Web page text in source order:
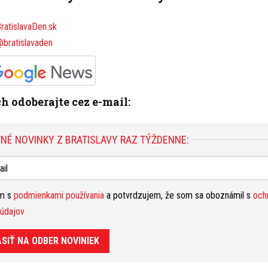
,Instagrame alebo ichodoberajte cez e-mail
17. november Bratislava
a
odoberajte cez e-mail:
NOVINKY Z BRATISLAVY RAZ TÝŽDENNE:
s podmienkami používania a potvrdzujem, že som sa oboznámil s
NA ODBER NOVINIEK